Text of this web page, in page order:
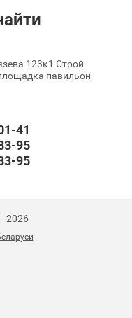
123к1 Строй
павильон
41
95
95
2026